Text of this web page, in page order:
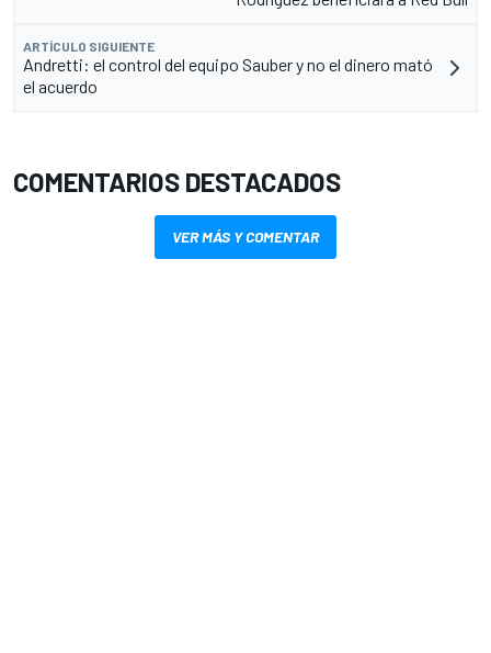
ARTÍCULO SIGUIENTE
Andretti: el control del equipo Sauber y no el dinero mató
el acuerdo
COMENTARIOS DESTACADOS
VER MÁS Y COMENTAR